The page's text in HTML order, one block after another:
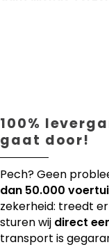
100%
gaat door!
Pech? Geen
dan 50.000
zekerheid: treedt
sturen wij direct
transport is